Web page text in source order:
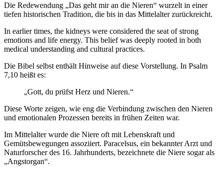
Die Redewendung „Das geht mir an die Nieren“ wurzelt in einer
tiefen historischen Tradition, die bis in das Mittelalter zurückreicht.
In earlier times, the kidneys were considered the seat of strong
emotions and life energy. This belief was deeply rooted in both
medical understanding and cultural practices.
Die Bibel selbst enthält Hinweise auf diese Vorstellung. In Psalm
7,10 heißt es:
„Gott, du prüfst Herz und Nieren.“
Diese Worte zeigen, wie eng die Verbindung zwischen den Nieren
und emotionalen Prozessen bereits in frühen Zeiten war.
Im Mittelalter wurde die Niere oft mit Lebenskraft und
Gemütsbewegungen assoziiert. Paracelsus, ein bekannter Arzt und
Naturforscher des 16. Jahrhunderts, bezeichnete die Niere sogar als
„Angstorgan“.